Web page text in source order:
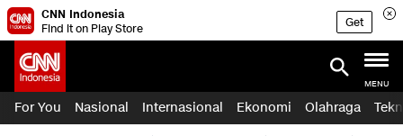
CNN Indonesia
Find it on Play Store
Get
MENU
For You Nasional Internasional Ekonomi Olahraga